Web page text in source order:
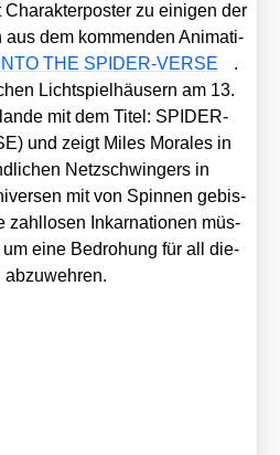
zu eini­gen der
aus dem kom­men­den Ani­ma­ti­
THE SPIDER-VERSE
.
Licht­spiel­häu­sern am 13.
mit dem Titel: SPIDER-
und zeigt Miles Mora­les in
Netz­schwin­gers in
mit von Spin­nen gebis­
zahl­lo­sen Inkar­na­tio­nen müs­
eine Bedro­hung für all die­